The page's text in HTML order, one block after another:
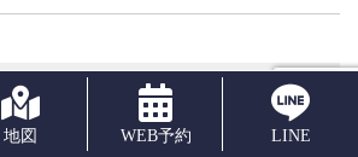
地図 WEB予約 LINE